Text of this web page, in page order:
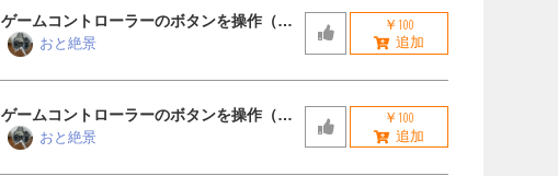
ゲームコントローラーのボタンを操作（激
しめ）おと絶景
￥100
ゲームコントローラーのボタンを操作（ゆ
っくり）おと絶景
￥100